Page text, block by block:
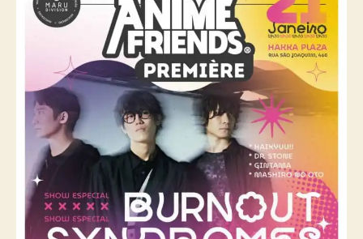
e
s
t
e
d
o
m
i
n
g
o